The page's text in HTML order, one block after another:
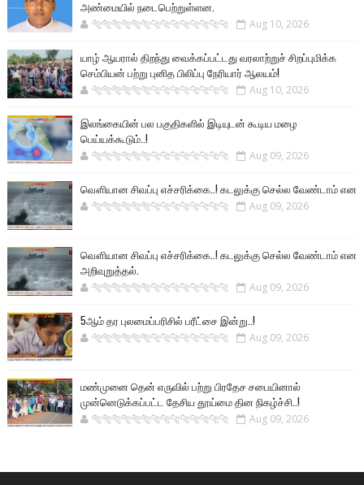
அண்மையில் நடைபெற்றுள்ளன.
🐅🐅🐅🐅🐅🐅🐆🐆🐆🐆🐆🐆🐆🐆 Aug 10, 2026
யாழ் ஆயரால் திறந்து வைக்கப்பட்டது வரலாற்றுச் சிறப்புமிக்க
செம்பியன் பற்று புனித பிலிப்பு நேரியார் ஆலயம்!
🐅🐅🐅🐅🐅🐅🐆🐆🐆🐆🐆🐆🐆🐆 Aug 10, 2026
இலங்கையின் பல பகுதிகளில் இடியுடன் கூடிய மழை
பெய்யக்கூடும்..!
🐅🐅🐅🐅🐅🐅🐆🐆🐆🐆🐆🐆🐆🐆 Aug 09, 2026
வௌியான சிவப்பு எச்சரிக்கை..! கடலுக்கு செல்ல வேண்டாம் என
🐅🐅🐅🐅🐅🐅🐆🐆🐆🐆🐆🐆🐆🐆 Aug 09, 2026
வௌியான சிவப்பு எச்சரிக்கை..! கடலுக்கு செல்ல வேண்டாம் என
அறிவுறுத்தல்.
🐅🐅🐅🐅🐅🐅🐆🐆🐆🐆🐆🐆🐆🐆 Aug 09, 2026
5ஆம் தர புலமைப்பரிசில் பரீட்சை இன்று..!
🐅🐅🐅🐅🐅🐅🐆🐆🐆🐆🐆🐆🐆🐆 Aug 09, 2026
மண்முனை தென் எருவில் பற்று பிரதேச சபையினால்
முன்னெடுக்கப்பட்ட தேசிய தூய்மை தின நிகழ்ச்சி..!
🐅🐅🐅🐅🐅🐅🐆🐆🐆🐆🐆🐆🐆🐆 Aug 09, 2026